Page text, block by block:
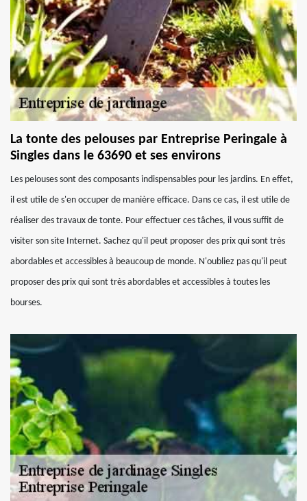
La tonte des pelouses par Entreprise Peringale à
Singles dans le 63690 et ses environs
Les pelouses sont des composants indispensables pour les jardins. En effet,
il est utile de s'en occuper de manière efficace. Dans ce cas, il est utile de
réaliser des travaux de tonte. Pour effectuer ces tâches, il vous suffit de
visiter son site Internet. Sachez qu'il peut proposer des prix qui sont très
abordables et accessibles à beaucoup de monde. N'oubliez pas qu'il peut
proposer des prix qui sont très abordables et accessibles à toutes les
bourses.